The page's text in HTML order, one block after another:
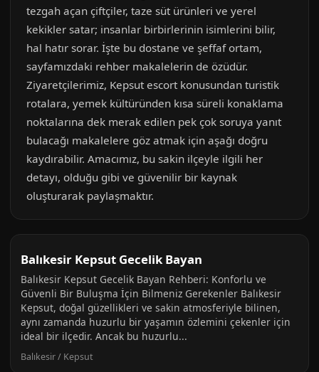
tezgah açan çiftçiler, taze süt ürünleri ve yerel
kekikler satar; insanlar birbirlerinin isimlerini bilir,
hal hatır sorar. İşte bu dostane ve şeffaf ortam,
sayfamızdaki rehber makalelerin de özüdür.
Ziyaretçilerimiz, Kepsut escort konusundan turistik
rotalara, yemek kültüründen kısa süreli konaklama
noktalarına dek merak edilen pek çok soruya yanıt
bulacağı makalelere göz atmak için aşağı doğru
kaydırabilir. Amacımız, bu sakin ilçeyle ilgili her
detayı, olduğu gibi ve güvenilir bir kaynak
oluşturarak paylaşmaktır.
Balıkesir Kepsut Gecelik Bayan
Balıkesir Kepsut Gecelik Bayan Rehberi: Konforlu ve
Güvenli Bir Buluşma İçin Bilmeniz Gerekenler Balıkesir
Kepsut, doğal güzellikleri ve sakin atmosferiyle bilinen,
aynı zamanda huzurlu bir yaşamın özlemini çekenler için
ideal bir ilçedir. Ancak bu huzurlu...
Balıkesir / Kepsut